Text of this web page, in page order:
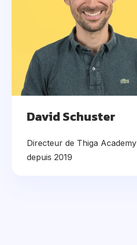
David Schuster
Directeur de Thiga Academy
depuis 2019